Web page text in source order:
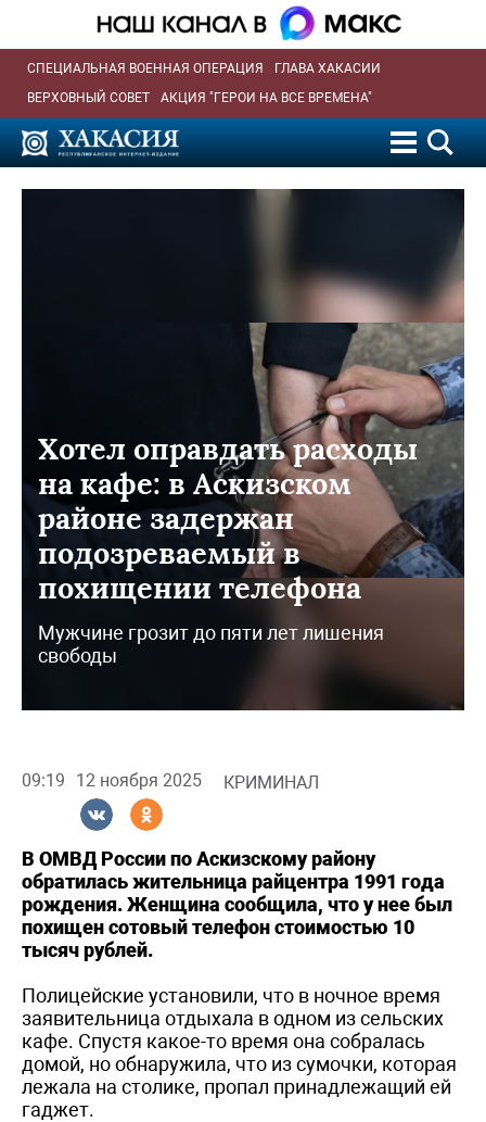
СПЕЦИАЛЬНАЯ ВОЕННАЯ ОПЕРАЦИЯ
ГЛАВА ХАКАСИИ
ВЕРХОВНЫЙ СОВЕТ
АКЦИЯ "ГЕРОИ НА ВСЕ ВРЕМЕНА"
Хотел оправдать расходы
на кафе: в Аскизском
районе задержан
подозреваемый в
похищении телефона
Мужчине грозит до пяти лет лишения
свободы
09:19 12 ноября 2025 КРИМИНАЛ
В ОМВД России по Аскизскому району
обратилась жительница райцентра 1991 года
рождения. Женщина сообщила, что у нее был
похищен сотовый телефон стоимостью 10
тысяч рублей.
Полицейские установили, что в ночное время
заявительница отдыхала в одном из сельских
кафе. Спустя какое-то время она собралась
домой, но обнаружила, что из сумочки, которая
лежала на столике, пропал принадлежащий ей
гаджет.